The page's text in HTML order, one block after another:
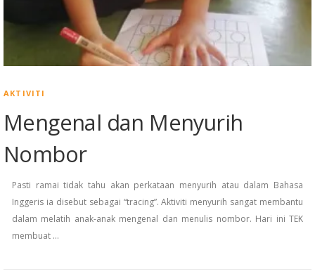
AKTIVITI
Mengenal dan Menyurih
Nombor
Pasti ramai tidak tahu akan perkataan menyurih atau dalam Bahasa
Inggeris ia disebut sebagai “tracing”. Aktiviti menyurih sangat membantu
dalam melatih anak-anak mengenal dan menulis nombor. Hari ini TEK
membuat …